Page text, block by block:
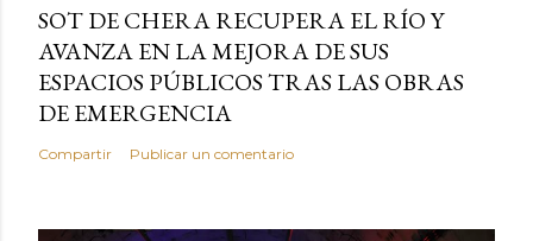
SOT DE CHERA RECUPERA EL RÍO Y
AVANZA EN LA MEJORA DE SUS
ESPACIOS PÚBLICOS TRAS LAS OBRAS
DE EMERGENCIA
Compartir Publicar un comentario